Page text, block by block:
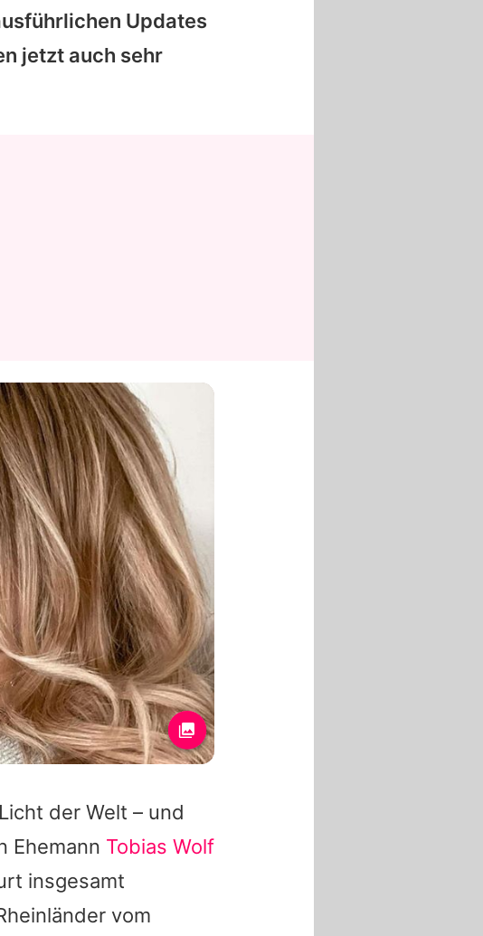
Updates
jetzt auch sehr
der Welt – und
Ehemann Tobias Wolf
insgesamt
vom